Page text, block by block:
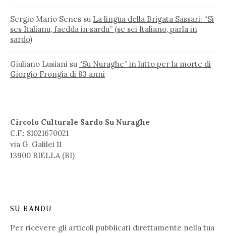
Sergio Mario Senes su La lingua della Brigata Sassari: “Si
ses Italianu, faedda in sardu” (se sei Italiano, parla in
sardo)
Giuliano Lusiani su “Su Nuraghe” in lutto per la morte di
Giorgio Frongia di 83 anni
Circolo Culturale Sardo Su Nuraghe
C.F.: 81021670021
via G. Galilei 11
13900 BIELLA (BI)
SU BANDU
Per ricevere gli articoli pubblicati direttamente nella tua